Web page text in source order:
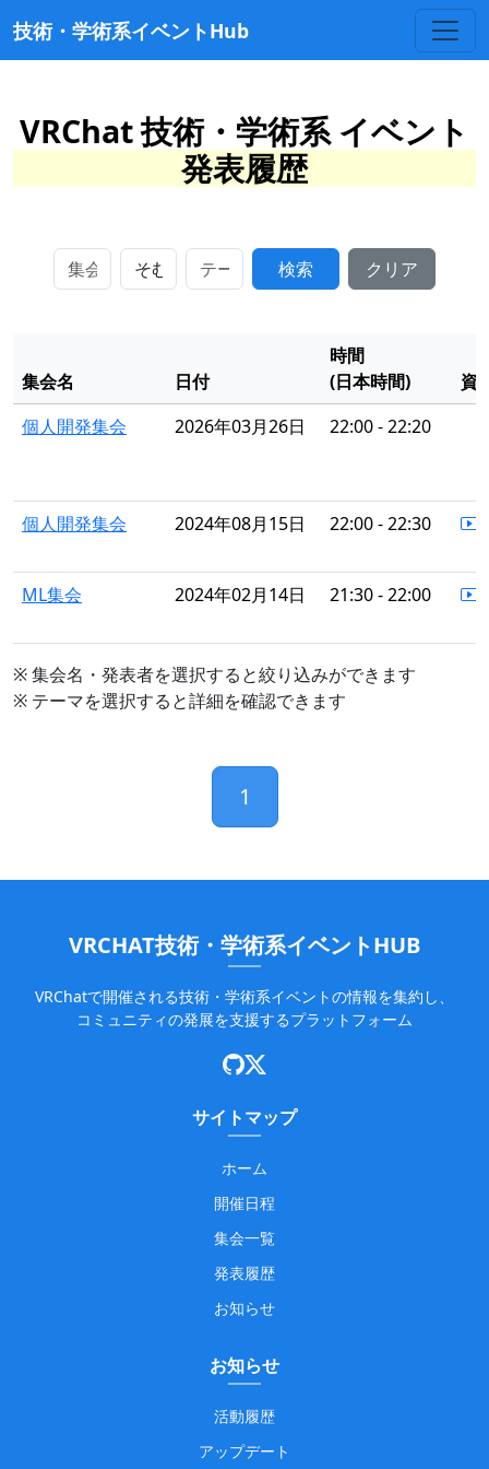
技術・学術系イベントHub
VRChat 技術・学術系 イベント
発表履歴
検索 クリア
集会名 日付
時間
(日本時間)
資
個人開発集会
2026年03月26日 22:00 - 22:20
個人開発集会 2024年08月15日 22:00 - 22:30
ML集会 2024年02月14日 21:30 - 22:00
※ 集会名・発表者を選択すると絞り込みができます
※ テーマを選択すると詳細を確認できます
1
VRCHAT技術・学術系イベントHUB
VRChatで開催される技術・学術系イベントの情報を集約し、
コミュニティの発展を支援するプラットフォーム
サイトマップ
ホーム
開催日程
集会一覧
発表履歴
お知らせ
お知らせ
活動履歴
アップデート